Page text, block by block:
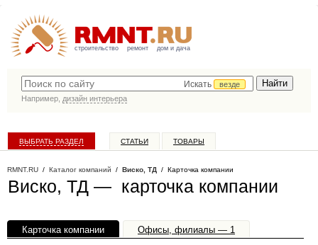
строительство ремонт дом и дача
Искать
везде
Например, дизайн интерьера
ВЫБРАТЬ РАЗДЕЛ СТАТЬИ ТОВАРЫ
RMNT.RU / Каталог компаний / Виско, ТД / Карточка компании
Виско, ТД — карточка компании
Карточка компании Офисы, филиалы — 1